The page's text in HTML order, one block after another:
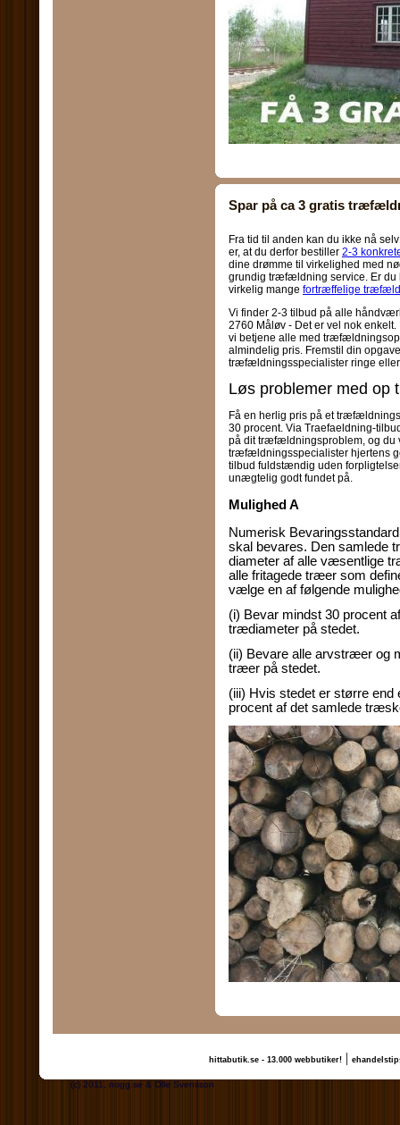
Spar på ca 3 gratis
Fra tid til anden kan du ikke nå
er, at du derfor bestiller 2-3
dine drømme til virkelighed med
grundig træfældning service. Er du
virkelig mange fortræffelige
Vi finder 2-3 tilbud på alle
2760 Måløv - Det er vel nok
vi betjene alle med
almindelig pris. Fremstil din
træfældningsspecialister ringe
Løs problemer med
Få en herlig pris på et
30 procent. Via Traefaeldning-
på dit træfældningsproblem, og du
træfældningsspecialister hjertens
tilbud fuldstændig uden
unægtelig godt fundet på.
Mulighed A
Numerisk
skal bevares. Den samlede
diameter af alle væsentlige
alle fritagede træer som
vælge en af ​​følgende
(i) Bevar mindst 30 procent
trædiameter på stedet.
(ii) Bevare alle arvstræer og
træer på stedet.
(iii) Hvis stedet er større end
procent af det samlede
hittabutik.se - 13.000 webbutiker!|
(c) 2011, nogg.se & Olle Svensson